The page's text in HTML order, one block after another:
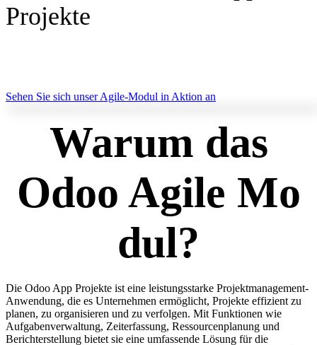
Projekte
Sehen Sie sich unser Agile-Modul in Aktion an
Warum das
Odoo Agile Mo​
dul?
Die Odoo App Projekte ist eine leistungsstarke Projektmanagement-
Anwendung, die es Unternehmen ermöglicht, Projekte effizient zu
planen, zu organisieren und zu verfolgen. Mit Funktionen wie
Aufgabenverwaltung, Zeiterfassung, Ressourcenplanung und
Berichterstellung bietet sie eine umfassende Lösung für die